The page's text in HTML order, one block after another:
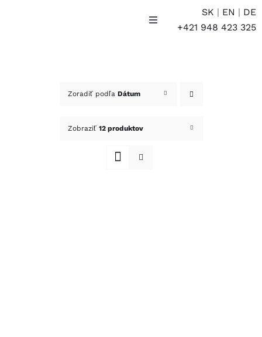
Toggle
Účet
Košík
SK | EN | DE
+421 948 423 325
Zoradiť podľa Dátum
Zobraziť 12 produktov